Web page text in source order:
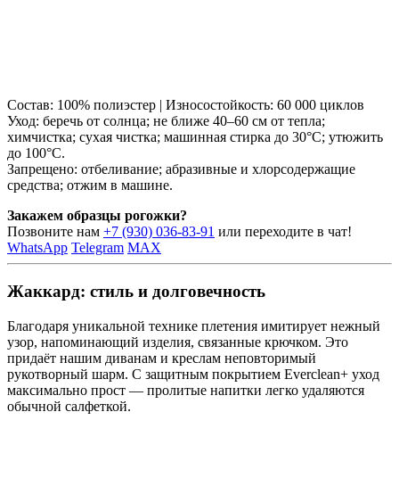
Состав: 100% полиэстер | Износостойкость: 60 000 циклов
Уход: беречь от солнца; не ближе 40–60 см от тепла;
химчистка; сухая чистка; машинная стирка до 30°C; утюжить
до 100°C.
Запрещено: отбеливание; абразивные и хлорсодержащие
средства; отжим в машине.
Закажем образцы рогожки?
Позвоните нам +7 (930) 036-83-91 или переходите в чат!
WhatsApp Telegram MAX
Жаккард: стиль и долговечность
Благодаря уникальной технике плетения имитирует нежный
узор, напоминающий изделия, связанные крючком. Это
придаёт нашим диванам и креслам неповторимый
рукотворный шарм. С защитным покрытием Everclean+ уход
максимально прост — пролитые напитки легко удаляются
обычной салфеткой.